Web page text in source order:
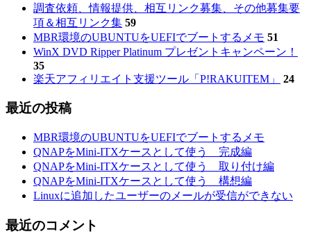
調査依頼、情報提供、相互リンク募集、その他募集要
項＆相互リンク集 59
MBR環境のUBUNTUをUEFIでブートするメモ 51
WinX DVD Ripper Platinum プレゼントキャンペーン！
35
楽天アフィリエイト支援ツール「P!RAKUITEM」
24
最近の投稿
MBR環境のUBUNTUをUEFIでブートするメモ
QNAPをMini-ITXケースとして使う 完成編
QNAPをMini-ITXケースとして使う 取り付け編
QNAPをMini-ITXケースとして使う 構想編
Linuxに追加したユーザーのメールが受信ができない
最近のコメント